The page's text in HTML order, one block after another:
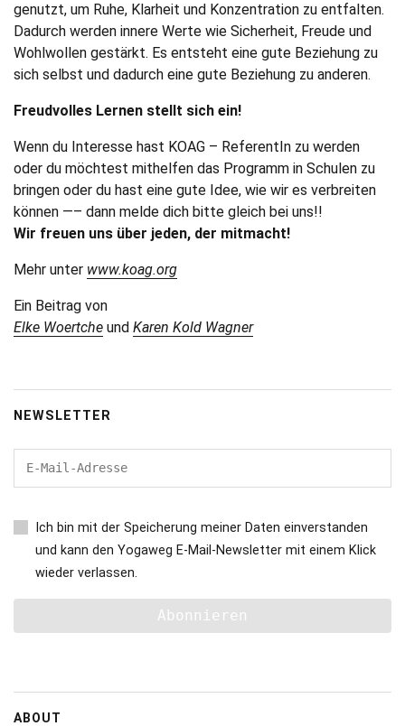
genutzt, um Ruhe, Klarheit und Konzentration zu entfalten.
Dadurch werden innere Werte wie Sicherheit, Freude und
Wohlwollen gestärkt. Es entsteht eine gute Beziehung zu
sich selbst und dadurch eine gute Beziehung zu anderen.
Freudvolles Lernen stellt sich ein!
Wenn du Interesse hast KOAG – ReferentIn zu werden
oder du möchtest mithelfen das Programm in Schulen zu
bringen oder du hast eine gute Idee, wie wir es verbreiten
können —– dann melde dich bitte gleich bei uns!!
Wir freuen uns über jeden, der mitmacht!
Mehr unter www.koag.org
Ein Beitrag von
Elke Woertche und Karen Kold Wagner
NEWSLETTER
Ich bin mit der Speicherung meiner Daten einverstanden
und kann den Yogaweg E-Mail-Newsletter mit einem Klick
wieder verlassen.
ABOUT